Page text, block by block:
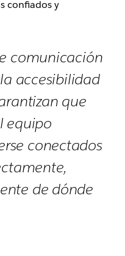
confiados y
comunicación
accesibilidad
que
equipo
conectados
de dónde